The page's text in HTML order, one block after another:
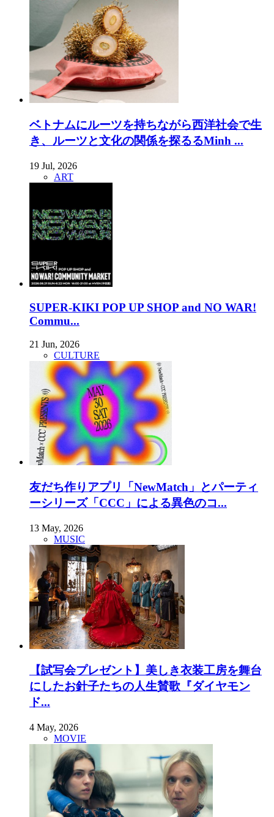
ベトナムにルーツを持ちながら西洋社会で生
き、ルーツと文化の関係を探るるMinh ...
19 Jul, 2026
ART
SUPER-KIKI POP UP SHOP and NO WAR!
Commu...
21 Jun, 2026
CULTURE
友だち作りアプリ「NewMatch」とパーティ
ーシリーズ「CCC」による異色のコ...
13 May, 2026
MUSIC
【試写会プレゼント】美しき衣装工房を舞台
にしたお針子たちの人生賛歌『ダイヤモン
ド...
4 May, 2026
MOVIE